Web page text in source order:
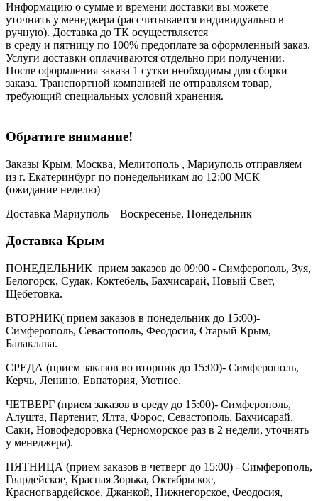
Информацию о сумме и времени доставки вы можете
уточнить у менеджера (рассчитывается индивидуально в
ручную). Доставка до ТК осуществляется
в среду и пятницу по 100% предоплате за оформленный заказ.
Услуги доставки оплачиваются отдельно при получении.
После оформления заказа 1 сутки необходимы для сборки
заказа. Транспортной компанией не отправляем товар,
требующий специальных условий хранения.
Обратите внимание!
Заказы Крым, Москва, Мелитополь , Мариуполь отправляем
из г. Екатеринбург по понедельникам до 12:00 МСК
(ожидание неделю)
Доставка Мариуполь – Воскресенье, Понедельник
Доставка Крым
ПОНЕДЕЛЬНИК прием заказов до 09:00 - Симферополь, Зуя,
Белогорск, Судак, Коктебель, Бахчисарай, Новый Свет,
Щебетовка.
ВТОРНИК( прием заказов в понедельник до 15:00)-
Симферополь, Севастополь, Феодосия, Старый Крым,
Балаклава.
СРЕДА (прием заказов во вторник до 15:00)- Симферополь,
Керчь, Ленино, Евпатория, Уютное.
ЧЕТВЕРГ (прием заказов в среду до 15:00)- Симферополь,
Алушта, Партенит, Ялта, Форос, Севастополь, Бахчисарай,
Саки, Новофедоровка (Черноморское раз в 2 недели, уточнять
у менеджера).
ПЯТНИЦА (прием заказов в четверг до 15:00) - Симферополь,
Гвардейское, Красная Зорька, Октябрьское,
Красногвардейское, Джанкой, Нижнегорское, Феодосия,